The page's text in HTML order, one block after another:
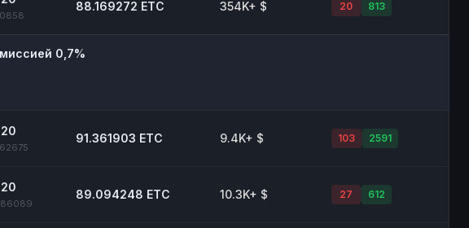
88.169272 ETC 354K+ $ 20 813
0,7%
91.361903 ETC 9.4K+ $ 103 2591
89.094248 ETC 10.3K+ $ 27 612